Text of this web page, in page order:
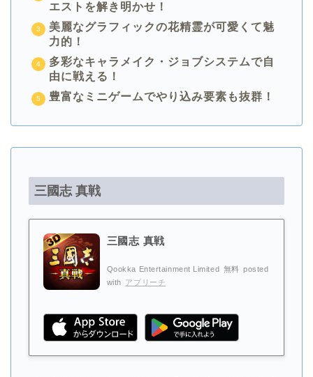
エストを解き明かせ！
美麗なグラフィックの花精霊が可愛くて魅
力的！
多彩なキャラメイク・ジョブシステムで自
由に戦える！
豊富なミニゲームでやり込み要素も抜群！
三國志 真戦
三國志 真戦
Qookka Entertainment Limited 無料 posted
with アプリーチ